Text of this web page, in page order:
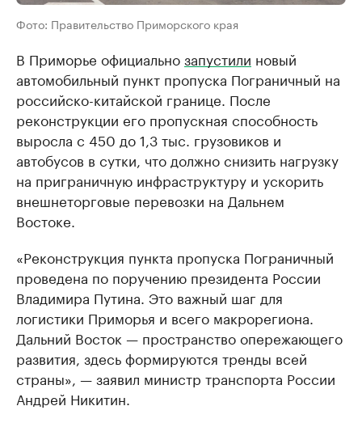
Фото: Правительство Приморского края
В Приморье официальнозапустили новый
автомобильный пункт пропуска Пограничный на
российско-китайской границе. После
реконструкции его пропускная способность
выросла с 450 до 1,3 тыс. грузовиков и
автобусов в сутки, что должно снизить нагрузку
на приграничную инфраструктуру и ускорить
внешнеторговые перевозки на Дальнем
Востоке.
«Реконструкция пункта пропуска Пограничный
проведена по поручению президента России
Владимира Путина. Это важный шаг для
логистики Приморья и всего макрорегиона.
Дальний Восток — пространство опережающего
развития, здесь формируются тренды всей
страны», — заявил министр транспорта России
Андрей Никитин.